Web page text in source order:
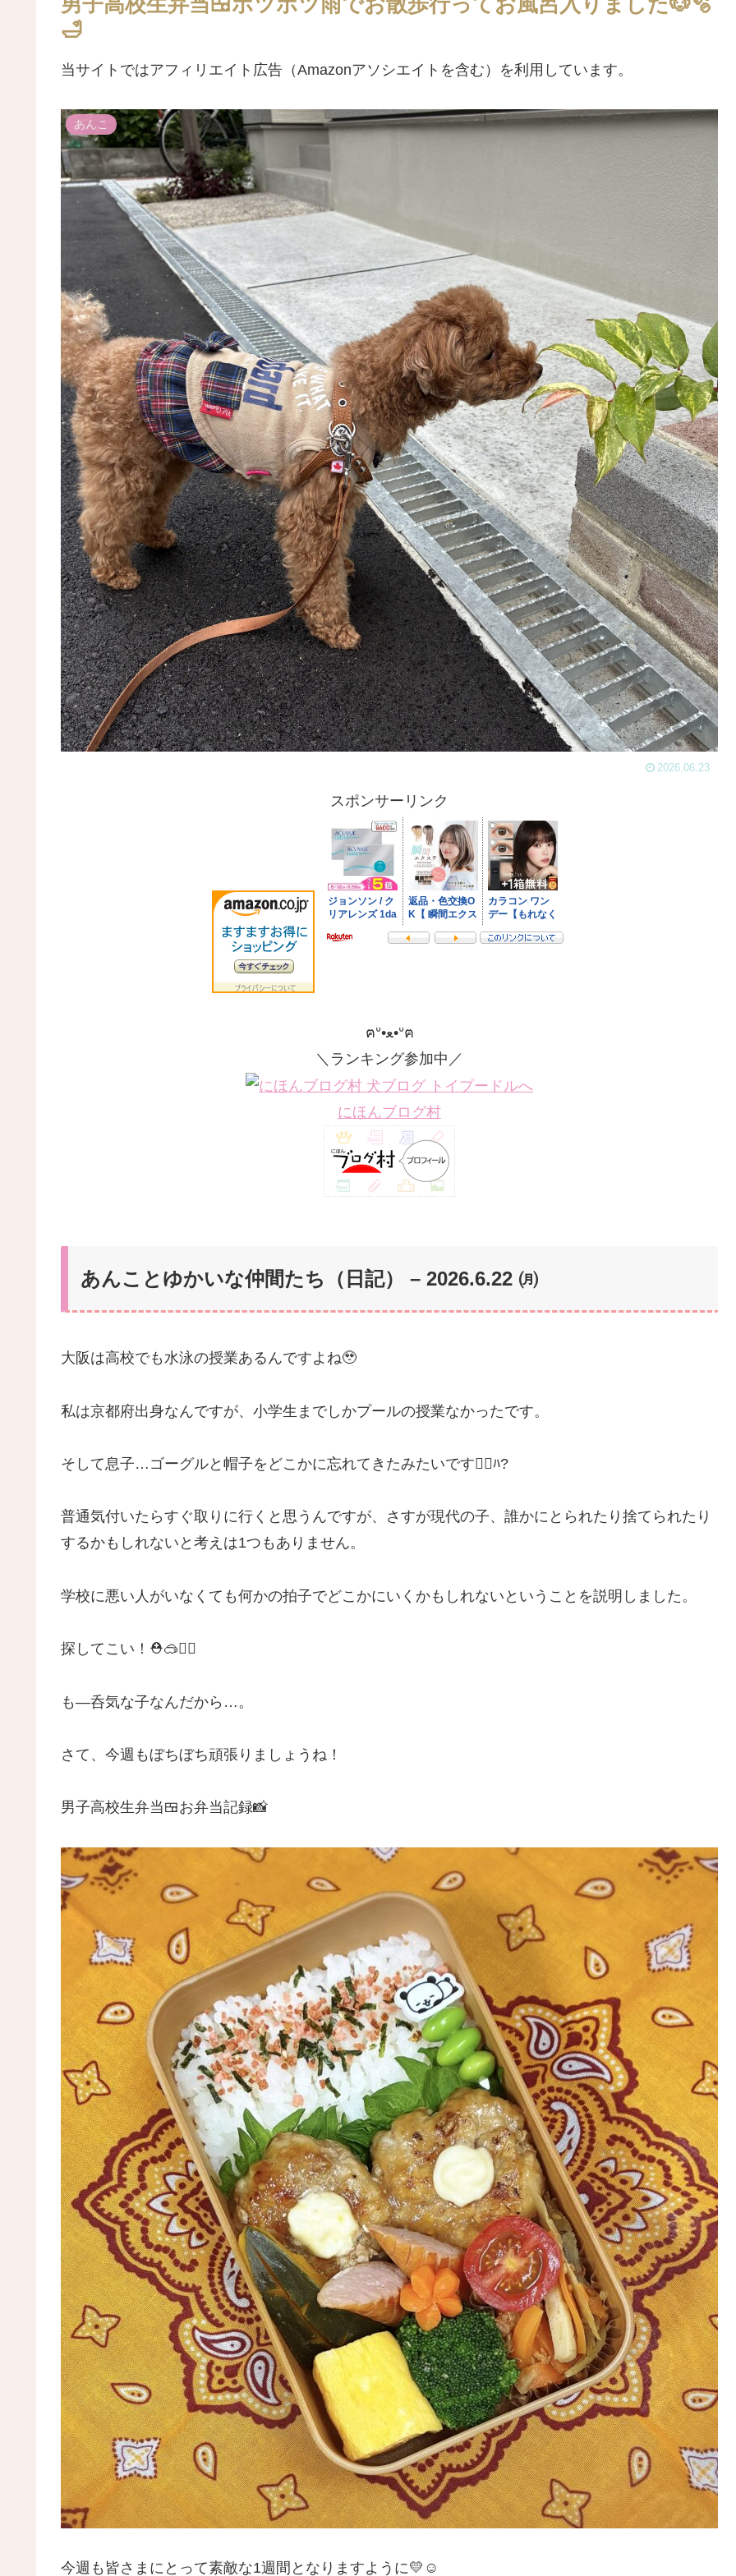
🛁
当サイトではアフィリエイト広告（Amazonアソシエイトを含む）を利用しています。
あんこ
2026.06.23
スポンサーリンク
ฅᐡ•ﻌ•ᐡฅ
＼ランキング参加中／
にほんブログ村
あんことゆかいな仲間たち（日記） – 2026.6.22 ㈪
大阪は高校でも水泳の授業あるんですよね🥹
私は京都府出身なんですが、小学生までしかプールの授業なかったです。
そして息子…ゴーグルと帽子をどこかに忘れてきたみたいです🤷‍♀️ﾊ?
普通気付いたらすぐ取りに行くと思うんですが、さすが現代の子、誰かにとられたり捨てられたり
するかもしれないと考えは1つもありません。
学校に悪い人がいなくても何かの拍子でどこかにいくかもしれないということを説明しました。
探してこい！⛑️🥽🏊‍♂️
も―呑気な子なんだから…。
さて、今週もぼちぼち頑張りましょうね！
男子高校生弁当🍱お弁当記録📸
今週も皆さまにとって素敵な1週間となりますように💛☺️